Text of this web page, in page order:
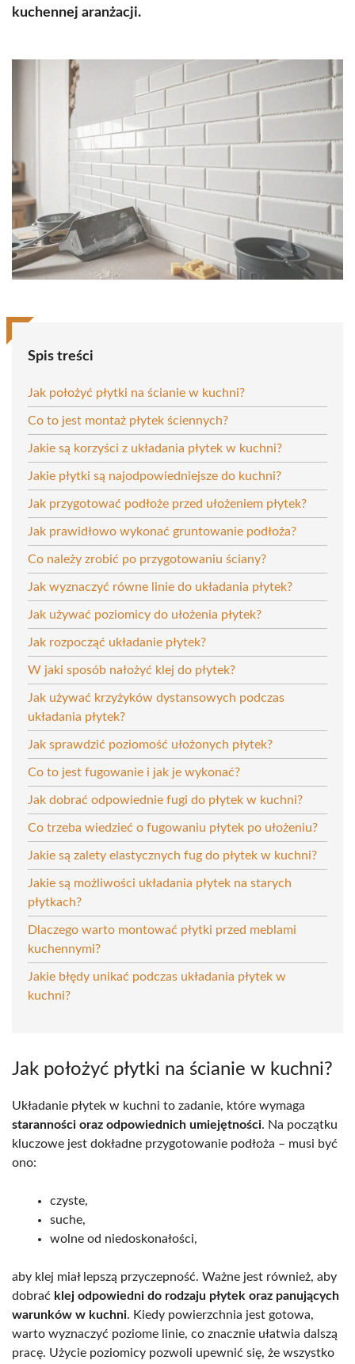
kuchennej aranżacji.
Spis treści
Jak położyć płytki na ścianie w kuchni?
Co to jest montaż płytek ściennych?
Jakie są korzyści z układania płytek w kuchni?
Jakie płytki są najodpowiedniejsze do kuchni?
Jak przygotować podłoże przed ułożeniem płytek?
Jak prawidłowo wykonać gruntowanie podłoża?
Co należy zrobić po przygotowaniu ściany?
Jak wyznaczyć równe linie do układania płytek?
Jak używać poziomicy do ułożenia płytek?
Jak rozpocząć układanie płytek?
W jaki sposób nałożyć klej do płytek?
Jak używać krzyżyków dystansowych podczas
układania płytek?
Jak sprawdzić poziomość ułożonych płytek?
Co to jest fugowanie i jak je wykonać?
Jak dobrać odpowiednie fugi do płytek w kuchni?
Co trzeba wiedzieć o fugowaniu płytek po ułożeniu?
Jakie są zalety elastycznych fug do płytek w kuchni?
Jakie są możliwości układania płytek na starych
płytkach?
Dlaczego warto montować płytki przed meblami
kuchennymi?
Jakie błędy unikać podczas układania płytek w
kuchni?
Jak położyć płytki na ścianie w kuchni?
Układanie płytek w kuchni to zadanie, które wymaga
staranności oraz odpowiednich umiejętności. Na początku
kluczowe jest dokładne przygotowanie podłoża – musi być
ono:
czyste,
suche,
wolne od niedoskonałości,
aby klej miał lepszą przyczepność. Ważne jest również, aby
dobrać klej odpowiedni do rodzaju płytek oraz panujących
warunków w kuchni. Kiedy powierzchnia jest gotowa,
warto wyznaczyć poziome linie, co znacznie ułatwia dalszą
pracę. Użycie poziomicy pozwoli upewnić się, że wszystko